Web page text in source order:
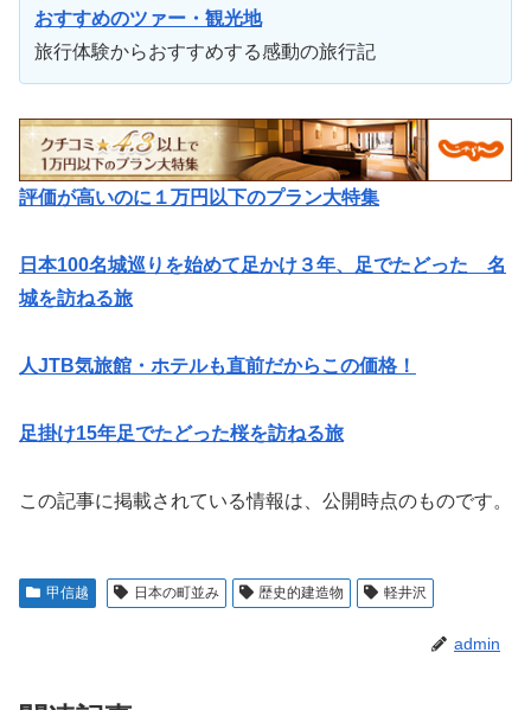
おすすめのツァー・観光地
旅行体験からおすすめする感動の旅行記
評価が高いのに１万円以下のプラン大特集
日本100名城巡りを始めて足かけ３年、足でたどった 名
城を訪ねる旅
人JTB気旅館・ホテルも直前だからこの価格！
足掛け15年足でたどった桜を訪ねる旅
この記事に掲載されている情報は、公開時点のものです。
甲信越 日本の町並み 歴史的建造物 軽井沢
admin